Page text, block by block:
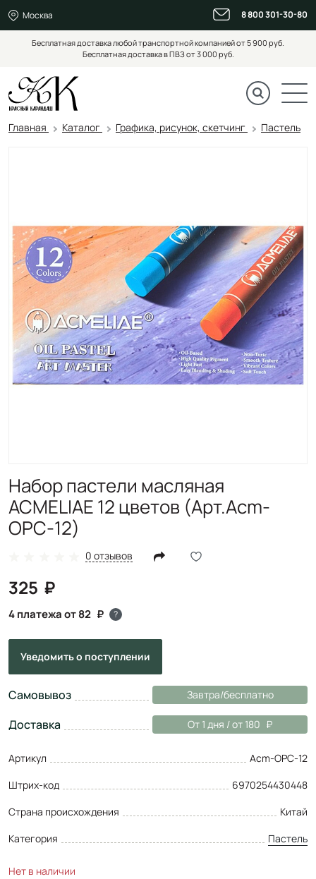
Москва 8 800 301-30-80
Бесплатная доставка любой транспортной компанией от 5 900 руб.
Бесплатная доставка в ПВЗ от 3 000 руб.
Главная Каталог Графика, рисунок, скетчинг Пастель
Набор пастели масляная
ACMELIAE 12 цветов (Арт.Acm-
OPC-12)
0 отзывов
325
4 платежа от 82 ?
Уведомитьо поступлении
Самовывоз Завтра/бесплатно
Доставка От 1 дня / от 180
Артикул
Acm-OPC-12
Штрих-код
6970254430448
Страна происхождения
Китай
Категория
Пастель
Нет в наличии